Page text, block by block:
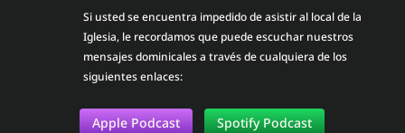
Si usted se encuentra impedido de asistir al local de la
Iglesia, le recordamos que puede escuchar nuestros
mensajes dominicales a través de cualquiera de los
siguientes enlaces:
Apple Podcast Spotify Podcast